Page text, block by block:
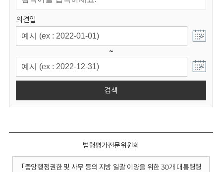
의결일
~
검색
법령평가전문위원회
「중앙행정권한 및 사무 등의 지방 일괄 이양을 위한 30개 대통령령